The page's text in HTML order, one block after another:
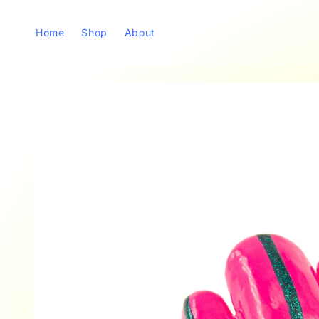
Inhalt
Home Shop About